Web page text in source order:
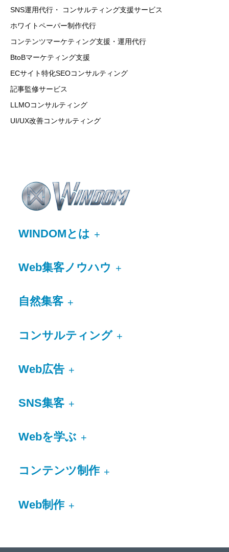
SNS運用代行・ コンサルティング支援サービス
ホワイトペーパー制作代行
コンテンツマーケティング支援・運用代行
BtoBマーケティング支援
ECサイト特化SEOコンサルティング
記事監修サービス
LLMOコンサルティング
UI/UX改善コンサルティング
WINDOMとは +
Web集客ノウハウ +
自然集客 +
コンサルティング +
Web広告 +
SNS集客 +
Webを学ぶ +
コンテンツ制作 +
Web制作 +